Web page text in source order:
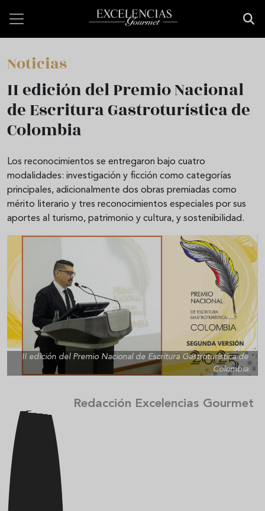
Noticias
II edición del Premio Nacional
de Escritura Gastroturística de
Colombia
Los reconocimientos se entregaron bajo cuatro
modalidades: investigación y ficción como categorías
principales, adicionalmente dos obras premiadas como
mérito literario y tres reconocimientos especiales por sus
aportes al turismo, patrimonio y cultura, y sostenibilidad.
II edición del Premio Nacional de Escritura Gastroturística de
Colombia
Redacción Excelencias Gourmet